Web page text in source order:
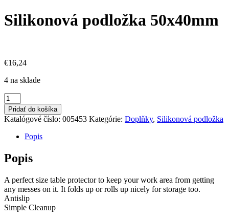
Silikonová podložka 50x40mm
€16,24
4 na sklade
množstvo
Silikonová
podložka
50x40mm
Pridať do košíka
Katalógové číslo: 005453 Kategórie: Doplňky, Silikonová podložka
Popis
Popis
A perfect size table protector to keep your work area from getting
any messes on it. It folds up or rolls up nicely for storage too.
Antislip
Simple Cleanup